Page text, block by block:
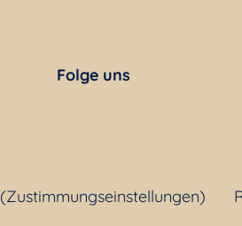
Folge uns
(Zustimmungseinstellungen)